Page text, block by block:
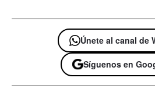
Únete al canal de
Síguenos en